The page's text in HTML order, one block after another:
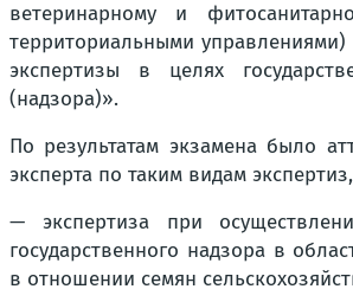
ветеринарному и
территориальными
экспертизы в целях
(надзора)».
По результатам экзамена было
эксперта по таким видам
— экспертиза при
государственного надзора в
в отношении семян